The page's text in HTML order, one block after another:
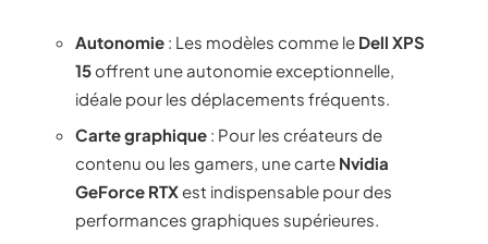
Autonomie : Les modèles comme le Dell XPS
15offrent une autonomie exceptionnelle,
idéale pour les déplacements fréquents.
Carte graphique : Pour les créateurs de
contenu ou les gamers, une carte Nvidia
GeForce RTXest indispensable pour des
performances graphiques supérieures.